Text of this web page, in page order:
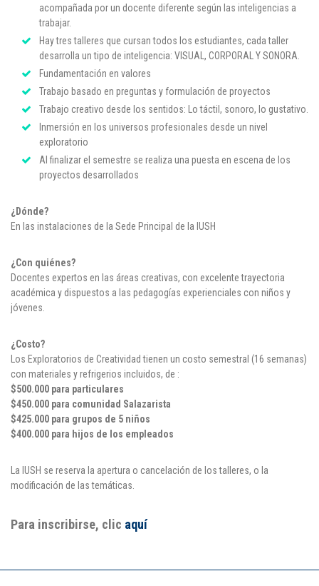
acompañada por un docente diferente según las inteligencias a
trabajar.
Hay tres talleres que cursan todos los estudiantes, cada taller
desarrolla un tipo de inteligencia: VISUAL, CORPORAL Y SONORA.
Fundamentación en valores
Trabajo basado en preguntas y formulación de proyectos
Trabajo creativo desde los sentidos: Lo táctil, sonoro, lo gustativo.
Inmersión en los universos profesionales desde un nivel
exploratorio
Al finalizar el semestre se realiza una puesta en escena de los
proyectos desarrollados
¿Dónde?
En las instalaciones de la Sede Principal de la IUSH
¿Con quiénes?
Docentes expertos en las áreas creativas, con excelente trayectoria
académica y dispuestos a las pedagogías experienciales con niños y
jóvenes.
¿Costo?
Los Exploratorios de Creatividad tienen un costo semestral (16 semanas)
con materiales y refrigerios incluidos, de :
$500.000 para particulares
$450.000 para comunidad Salazarista
$425.000 para grupos de 5 niños
$400.000 para hijos de los empleados
La IUSH se reserva la apertura o cancelación de los talleres, o la
modificación de las temáticas.
Para inscribirse, clic aquí